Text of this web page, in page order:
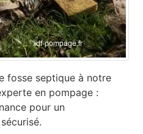
fosse septique à notre
en pompage :
pour un